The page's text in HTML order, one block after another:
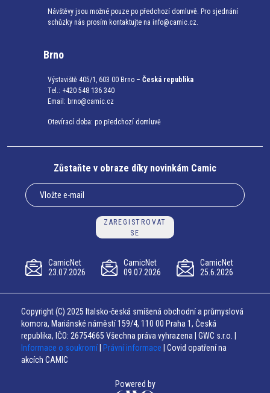
Návštěvy jsou možné pouze po předchozí domluvě. Pro sjednání
schůzky nás prosím kontaktujte na info@camic.cz.
Brno
Výstaviště 405/1, 603 00 Brno – Česká republika
Tel.: +420 548 136 340
Email: brno@camic.cz
Otevírací doba: po předchozí domluvě
Zůstaňte v obraze díky novinkám Camic
ZAREGISTROVAT
SE
CamicNet
23.07.2026
CamicNet
09.07.2026
CamicNet
25.6.2026
Copyright (C) 2025 Italsko-česká smíšená obchodní a průmyslová
komora, Mariánské náměstí 159/4, 110 00 Praha 1, Česká
republika, IČO: 26754665 Všechna práva vyhrazena | GWC s.r.o. |
Informace o soukromí
Právní informace | Covid opatření na
akcích CAMIC
Powered by